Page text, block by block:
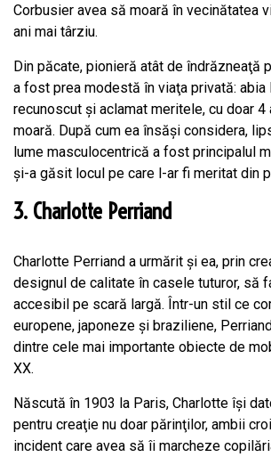
Corbusier avea să moară în vecinătatea
ani mai târziu.
Din păcate, pionieră atât de îndrăzneaţă
a fost prea modestă în viaţa privată: abia
recunoscut şi aclamat meritele, cu doar 4
moară. După cum ea însăşi considera,
lume masculocentrică a fost principalul
şi-a găsit locul pe care l-ar fi meritat din
3. Charlotte Perriand
Charlotte Perriand a urmărit şi ea, prin
designul de calitate în casele tuturor, să
accesibil pe scară largă. Într-un stil ce
europene, japoneze şi braziliene,
dintre cele mai importante obiecte de
XX.
Născută în 1903 la Paris, Charlotte îşi
pentru creaţie nu doar părinţilor, ambii
incident care avea să îi marcheze